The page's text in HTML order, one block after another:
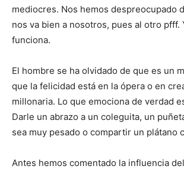
mediocres. Nos hemos despreocupado
nos va bien a nosotros, pues al otro pfff.
funciona.
El hombre se ha olvidado de que es un
que la felicidad está en la ópera o en
millonaria. Lo que emociona de verdad
Darle un abrazo a un coleguita, un
sea muy pesado o compartir un plátano
Antes hemos comentado la influencia